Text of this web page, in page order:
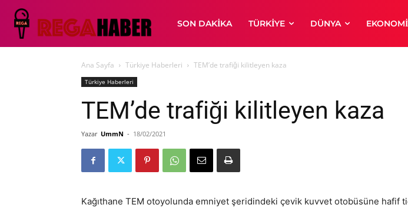
SON DAKIKA TÜRKIYE DÜNYA EKONOMI
Ana Sayfa Türkiye Haberleri TEM’de trafiği kilitleyen kaza
Türkiye Haberleri
TEM’de trafiği kilitleyen kaza
Yazar UmmN - 18/02/2021
Kağıthane TEM otoyolunda emniyet şeridindeki çevik kuvvet otobüsüne hafif